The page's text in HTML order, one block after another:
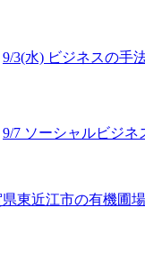
9/3(水) ビジネスの手
9/7 ソーシャルビジネ
東近江市の有機圃